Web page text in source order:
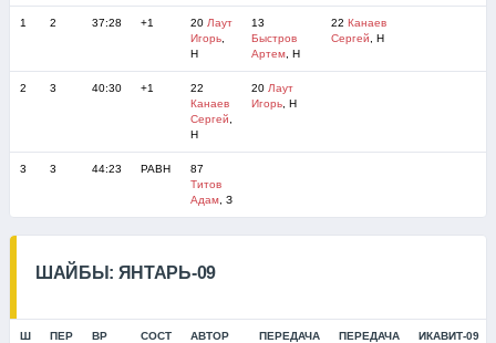
1 2 37:28 +1 20 Лаут
Игорь,
Н
13
Быстров
Артем, Н
22 Канаев
Сергей , Н
2 3 40:30 +1
22
Канаев
Сергей
Н
20 Лаут
Игорь, Н
3 3 44:23 РАВН
87
Титов
Адам, З
ШАЙБЫ: ЯНТАРЬ-09
Ш ПЕР ВР СОСТ АВТОР ПЕРЕДАЧА ПЕРЕДАЧА ИКАВИТ-09